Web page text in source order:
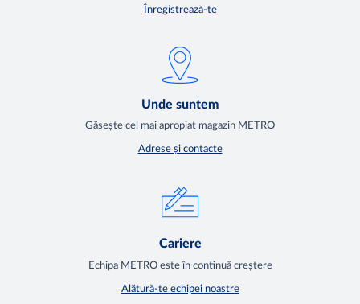
Înregistrează-te
Unde suntem
Găsește cel mai apropiat magazin METRO
Adrese și contacte
Cariere
Echipa METRO este în continuă creștere
Alătură-te echipei noastre